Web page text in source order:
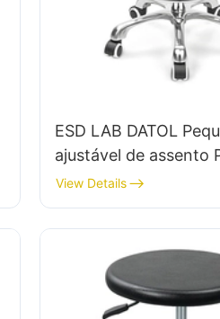
ESD LAB DATOL
ajustável de assento
de 5 estrelas para o
IC003
View Details